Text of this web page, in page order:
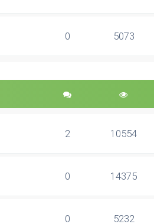
0 5073
2 10554
0 14375
0 5232